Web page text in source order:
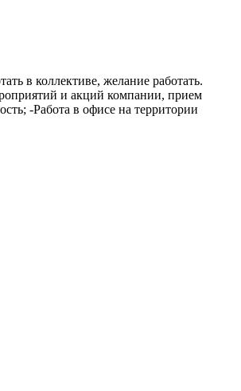
в коллективе, желание работать.
и акций компании, прием
-Работа в офисе на территории